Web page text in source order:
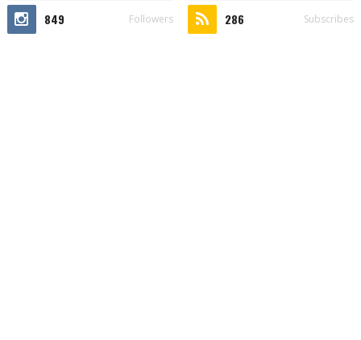
849 Followers 286 Subscribes